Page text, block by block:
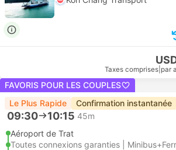
Taxes comprises par
FAVORIS POUR LES COUPLES
Le Plus Rapide
Confirmation instantanée
09:30 10:15 45m
Aéroport de Trat
Toutes connexions garanties |